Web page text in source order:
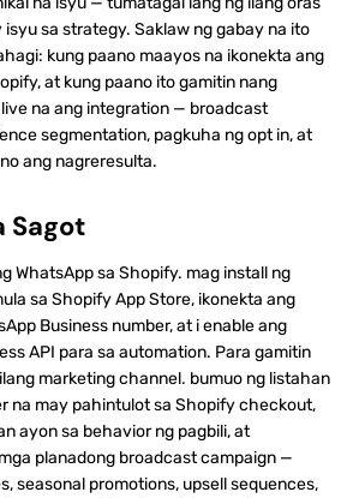
sa strategy. Saklaw ng gabay na ito
kung paano maayos na ikonekta ang
at kung paano ito gamitin nang
na ang integration — broadcast
segmentation, pagkuha ng opt in, at
ang nagreresulta.
Sagot
WhatsApp sa Shopify. mag install ng
sa Shopify App Store, ikonekta ang
Business number, at i enable ang
API para sa automation. Para gamitin
marketing channel. bumuo ng listahan
na may pahintulot sa Shopify checkout,
ayon sa behavior ng pagbili, at
planadong broadcast campaign —
seasonal promotions, upsell sequences,